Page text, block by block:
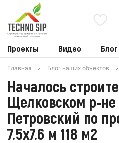
Проекты Видео Блог
Главная Блог наших объектов
Началось
Щелковском р-не
Петровский по
7.5х7.6 м 118 м2